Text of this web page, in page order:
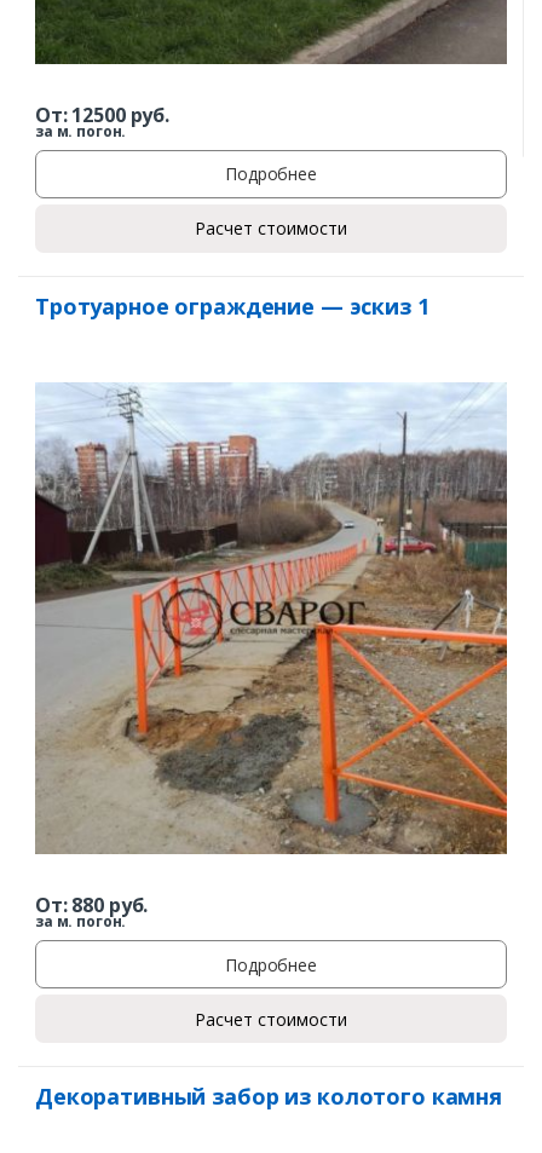
От:12500руб.
за м. погон.
Подробнее
Расчет стоимости
Тротуарное ограждение — эскиз 1
От:880 руб.
за м. погон.
Подробнее
Расчет стоимости
Декоративный забор из колотого камня